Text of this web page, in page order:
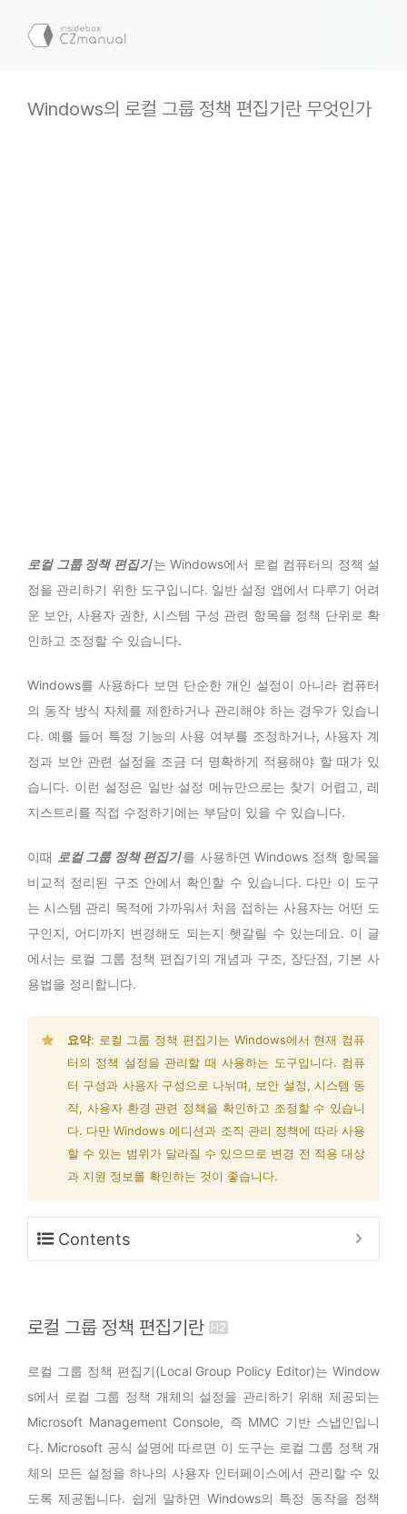
Windows의 로컬 그룹 정책 편집기란 무엇인가
로컬 그룹 정책 편집기 는 Windows에서 로컬 컴퓨터의 정책 설
정을 관리하기 위한 도구입니다. 일반 설정 앱에서 다루기 어려
운 보안, 사용자 권한, 시스템 구성 관련 항목을 정책 단위로 확
인하고 조정할 수 있습니다.
Windows를 사용하다 보면 단순한 개인 설정이 아니라 컴퓨터
의 동작 방식 자체를 제한하거나 관리해야 하는 경우가 있습니
다. 예를 들어 특정 기능의 사용 여부를 조정하거나, 사용자 계
정과 보안 관련 설정을 조금 더 명확하게 적용해야 할 때가 있
습니다. 이런 설정은 일반 설정 메뉴만으로는 찾기 어렵고, 레
지스트리를 직접 수정하기에는 부담이 있을 수 있습니다.
이때 로컬 그룹 정책 편집기를 사용하면 Windows 정책 항목을
비교적 정리된 구조 안에서 확인할 수 있습니다. 다만 이 도구
는 시스템 관리 목적에 가까워서 처음 접하는 사용자는 어떤 도
구인지, 어디까지 변경해도 되는지 헷갈릴 수 있는데요. 이 글
에서는 로컬 그룹 정책 편집기의 개념과 구조, 장단점, 기본 사
용법을 정리합니다.
요약: 로컬 그룹 정책 편집기는 Windows에서 현재 컴퓨
터의 정책 설정을 관리할 때 사용하는 도구입니다. 컴퓨
터 구성과 사용자 구성으로 나뉘며, 보안 설정, 시스템 동
작, 사용자 환경 관련 정책을 확인하고 조정할 수 있습니
다. 다만 Windows 에디션과 조직 관리 정책에 따라 사용
할 수 있는 범위가 달라질 수 있으므로 변경 전 적용 대상
과 지원 정보를 확인하는 것이 좋습니다.
Contents
로컬 그룹 정책 편집기란
로컬 그룹 정책 편집기(Local Group Policy Editor)는 Window
s에서 로컬 그룹 정책 개체의 설정을 관리하기 위해 제공되는
Microsoft Management Console, 즉 MMC 기반 스냅인입니
다. Microsoft 공식 설명에 따르면 이 도구는 로컬 그룹 정책 개
체의 모든 설정을 하나의 사용자 인터페이스에서 관리할 수 있
도록 제공됩니다. 쉽게 말하면 Windows의 특정 동작을 정책